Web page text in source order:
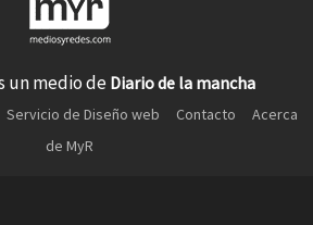
un medio de Diario de la mancha
Servicio de Diseño web Contacto
Acerca
de MyR